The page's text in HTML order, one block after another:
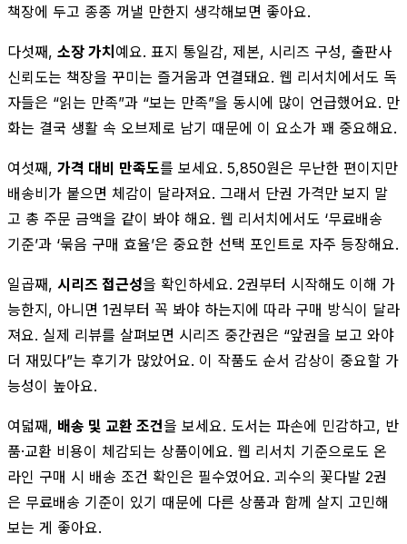
책장에 두고 종종 꺼낼 만한지 생각해보면 좋아요.
다섯째, 소장 가치예요. 표지 통일감, 제본, 시리즈 구성, 출판사
신뢰도는 책장을 꾸미는 즐거움과 연결돼요. 웹 리서치에서도 독
자들은 “읽는 만족”과 “보는 만족”을 동시에 많이 언급했어요. 만
화는 결국 생활 속 오브제로 남기 때문에 이 요소가 꽤 중요해요.
여섯째, 가격 대비 만족도를 보세요. 5,850원은 무난한 편이지만
배송비가 붙으면 체감이 달라져요. 그래서 단권 가격만 보지 말
고 총 주문 금액을 같이 봐야 해요. 웹 리서치에서도 ‘무료배송
기준’과 ‘묶음 구매 효율’은 중요한 선택 포인트로 자주 등장해요.
일곱째, 시리즈 접근성을 확인하세요. 2권부터 시작해도 이해 가
능한지, 아니면 1권부터 꼭 봐야 하는지에 따라 구매 방식이 달라
져요. 실제 리뷰를 살펴보면 시리즈 중간권은 “앞권을 보고 와야
더 재밌다”는 후기가 많았어요. 이 작품도 순서 감상이 중요할 가
능성이 높아요.
여덟째, 배송 및 교환 조건을 보세요. 도서는 파손에 민감하고, 반
품·교환 비용이 체감되는 상품이에요. 웹 리서치 기준으로도 온
라인 구매 시 배송 조건 확인은 필수였어요. 괴수의 꽃다발 2권
은 무료배송 기준이 있기 때문에 다른 상품과 함께 살지 고민해
보는 게 좋아요.